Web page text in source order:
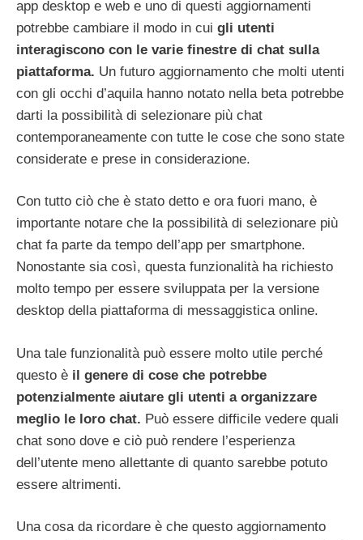
app desktop e web e uno di questi aggiornamenti
potrebbe cambiare il modo in cui gli utenti
interagiscono con le varie finestre di chat sulla
piattaforma. Un futuro aggiornamento che molti utenti
con gli occhi d’aquila hanno notato nella beta potrebbe
darti la possibilità di selezionare più chat
contemporaneamente con tutte le cose che sono state
considerate e prese in considerazione.
Con tutto ciò che è stato detto e ora fuori mano, è
importante notare che la possibilità di selezionare più
chat fa parte da tempo dell’app per smartphone.
Nonostante sia così, questa funzionalità ha richiesto
molto tempo per essere sviluppata per la versione
desktop della piattaforma di messaggistica online.
Una tale funzionalità può essere molto utile perché
questo è il genere di cose che potrebbe
potenzialmente aiutare gli utenti a organizzare
meglio le loro chat. Può essere difficile vedere quali
chat sono dove e ciò può rendere l’esperienza
dell’utente meno allettante di quanto sarebbe potuto
essere altrimenti.
Una cosa da ricordare è che questo aggiornamento